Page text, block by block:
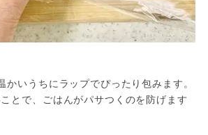
かいうちにラップでぴったり包みます。
とで、ごはんがパサつくのを防げます